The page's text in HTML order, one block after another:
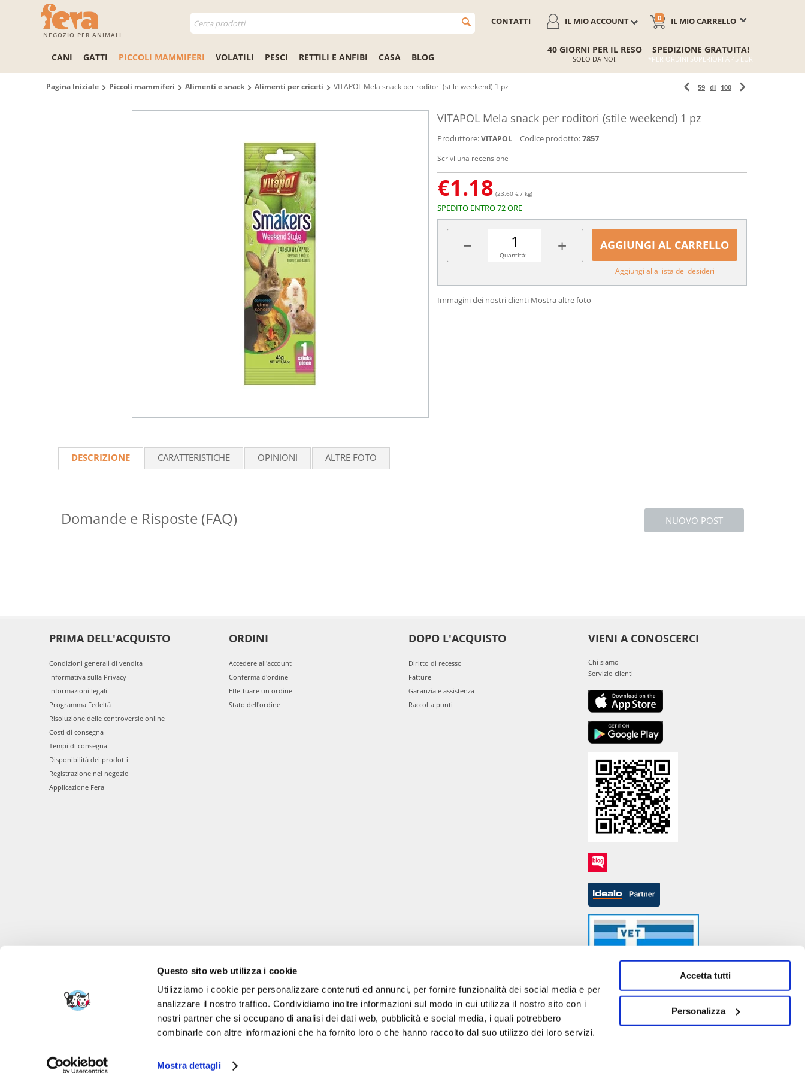
Questo sito web utilizza i cookie
Utilizziamo i cookie per personalizzare contenuti ed annunci, per fornire funzionalità dei social media e per
analizzare il nostro traffico. Condividiamo inoltre informazioni sul modo in cui utilizza il nostro sito con i
nostri partner che si occupano di analisi dei dati web, pubblicità e social media, i quali potrebbero
combinarle con altre informazioni che ha fornito loro o che hanno raccolto dal suo utilizzo dei loro servizi.
Mostra dettagli
Accetta tutti
Personalizza
NEGOZIO PER ANIMALI
IL MIO CARRELLO
0
IL MIO ACCOUNT
CONTATTI
CANI GATTI PICCOLI MAMMIFERI VOLATILI PESCI RETTILI E ANFIBI CASA BLOG
40 GIORNI PER IL RESO
SOLO DA NOI!
SPEDIZIONE GRATUITA!
*PER ORDINI SUPERIORI A 45 EUR
Pagina Iniziale Piccoli mammiferi Alimenti e snack Alimenti per criceti VITAPOL Mela snack per roditori (stile weekend) 1 pz 59 di 100
VITAPOL Mela snack per roditori (stile weekend) 1 pz
Produttore: VITAPOL Codice prodotto:7857
Scrivi una recensione
€1.18 (23.60 € / kg)
SPEDITO ENTRO 72 ORE
− +
Quantità:
AGGIUNGI AL CARRELLO
Aggiungi alla lista dei desideri
Immagini dei nostri clienti Mostra altre foto
DESCRIZIONE CARATTERISTICHE OPINIONI ALTRE FOTO
NUOVO POST
Domande e Risposte (FAQ)
PRIMA DELL'ACQUISTO
Condizioni generali di vendita
Informativa sulla Privacy
Informazioni legali
Programma Fedeltà
Risoluzione delle controversie online
Costi di consegna
Tempi di consegna
Disponibilità dei prodotti
Registrazione nel negozio
Applicazione Fera
ORDINI
Accedere all'account
Conferma d'ordine
Effettuare un ordine
Stato dell'ordine
DOPO L'ACQUISTO
Diritto di recesso
Fatture
Garanzia e assistenza
Raccolta punti
VIENI A CONOSCERCI
Chi siamo
Servizio clienti
FERA 24 UG Sede legale: Blankenfelder Dorfstraße 94 15827 Blankenfelde-Mahlow (Germania) - P.IVA DE317667035
*